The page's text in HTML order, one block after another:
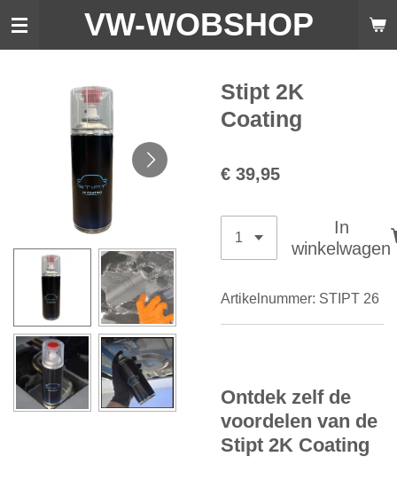
Ga
hoofdinhoud
VW-WOBSHOP
Stipt 2K
Coating
€ 39,95
In
winkelwagen
Artikelnummer: STIPT 26
Ontdek zelf de
voordelen van de
Stipt 2K Coating